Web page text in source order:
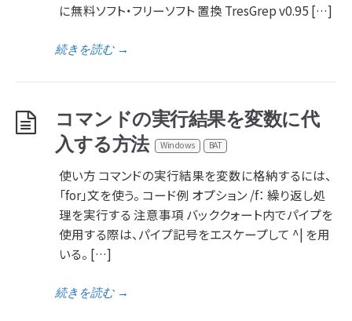
に無料ソフト・フリーソフト 置換 TresGrep v0.95 […]
続きを読む→
コマンドの実行結果を変数に代
入する方法
Windows BAT
使い方 コマンドの実行結果を変数に格納するには、
「for」文を使う。 コード例 オプション /f： 繰り返し処
理を実行する 注意事項 バッククォート内でパイプを
使用する際は、パイプ記号をエスケープして ^| を用
いる。 […]
続きを読む→